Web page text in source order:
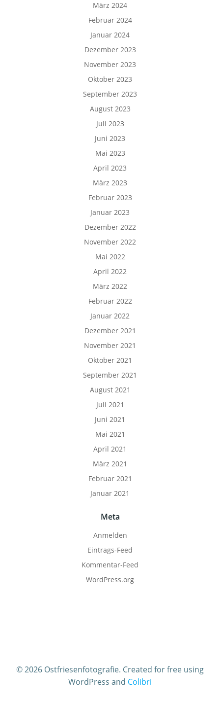
März 2024
Februar 2024
Januar 2024
Dezember 2023
November 2023
Oktober 2023
September 2023
August 2023
Juli 2023
Juni 2023
Mai 2023
April 2023
März 2023
Februar 2023
Januar 2023
Dezember 2022
November 2022
Mai 2022
April 2022
März 2022
Februar 2022
Januar 2022
Dezember 2021
November 2021
Oktober 2021
September 2021
August 2021
Juli 2021
Juni 2021
Mai 2021
April 2021
März 2021
Februar 2021
Januar 2021
Meta
Anmelden
Eintrags-Feed
Kommentar-Feed
WordPress.org
© 2026 Ostfriesenfotografie. Created for free using
WordPress and Colibri